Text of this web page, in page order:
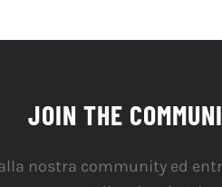
JOIN THE
nostra community ed